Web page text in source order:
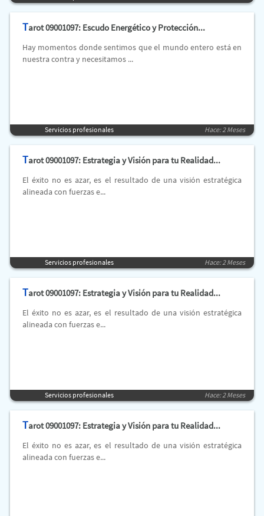
Tarot 09001097: Escudo Energético y Protección...
Hay momentos donde sentimos que el mundo entero está en
nuestra contra y necesitamos ...
Servicios profesionales Hace: 2 Meses
Tarot 09001097: Estrategia y Visión para tu Realidad...
El éxito no es azar, es el resultado de una visión estratégica
alineada con fuerzas e...
Servicios profesionales Hace: 2 Meses
Tarot 09001097: Estrategia y Visión para tu Realidad...
El éxito no es azar, es el resultado de una visión estratégica
alineada con fuerzas e...
Servicios profesionales Hace: 2 Meses
Tarot 09001097: Estrategia y Visión para tu Realidad...
El éxito no es azar, es el resultado de una visión estratégica
alineada con fuerzas e...